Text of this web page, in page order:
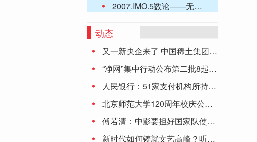
2007.IMO.5数论——无穷递降法，与对称性证明技巧。
聚焦口腔大健康主业 登康口腔上半年净利增长13.48%
中顺洁柔：2023年半年度净利润约8449万元 同比下降62.88%
【开放月】青浦区司法局邀请居民代表走进公共法律服务中心
首秀9中0！李凯尔INS：我喜欢逆境 敬请期待❤️
动态
又一新央企来了 中国稀土集团正式成立
“净网”集中行动公布第二批8起典型案件
人民银行：51家支付机构所持《支付业务许可证》到期 6家中止审查
北京师范大学120周年校庆公告（第二号）
傅若清：中影要担好国家队使命 让观众更有走进影院的理由
新时代如何铸就文艺高峰？听听陈凯歌、李少红、刘劲、颜丙燕、丁亚平怎么说